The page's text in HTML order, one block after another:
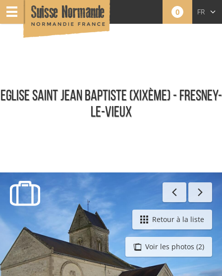
0 FR
EGLISE SAINT JEAN BAPTISTE (XIXÈME) - FRESNEY-
LE-VIEUX
Toute l'offre
Voir les photos (2)
Retour à la liste